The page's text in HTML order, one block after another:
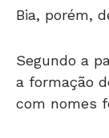
Bia, porém,
Segundo a
a formação
com nomes